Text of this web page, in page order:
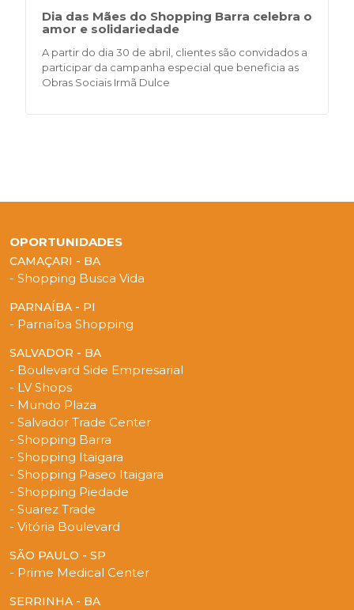
Dia das Mães do Shopping Barra celebra o
amor e solidariedade
A partir do dia 30 de abril, clientes são convidados a
participar da campanha especial que beneficia as
Obras Sociais Irmã Dulce
OPORTUNIDADES
CAMAÇARI - BA
- Shopping Busca Vida
PARNAÍBA - PI
- Parnaíba Shopping
SALVADOR - BA
- Boulevard Side Empresarial
- LV Shops
- Mundo Plaza
- Salvador Trade Center
- Shopping Barra
- Shopping Itaigara
- Shopping Paseo Itaigara
- Shopping Piedade
- Suarez Trade
- Vitória Boulevard
SÃO PAULO - SP
- Prime Medical Center
SERRINHA - BA